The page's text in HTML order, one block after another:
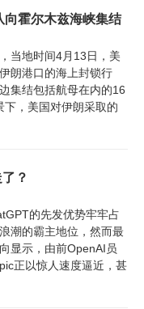
向霍尔木兹海峡集结
当地时间4月13日，美
朗港口的海上封锁行
集结包括航母在内的16
，美国对伊朗采取的
？
的先发优势牢牢占
潮的霸主地位，然而最
显示，由前OpenAI员
正以惊人速度逼近，甚